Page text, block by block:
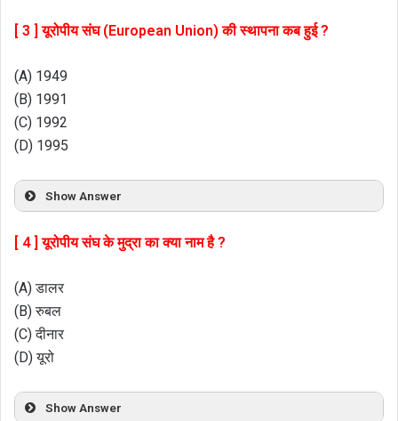
[ 3 ] यूरोपीय संघ (European Union) की स्थापना कब हुई ?
(A) 1949
(B) 1991
(C) 1992
(D) 1995
Show Answer
[ 4 ] यूरोपीय संघ के मुद्रा का क्या नाम है ?
(A) डालर
(B) रुबल
(C) दीनार
(D) यूरो
Show Answer